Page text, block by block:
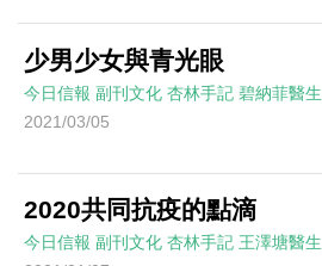
少男少女與青光眼
今日信報 副刊文化 杏林手記 碧納菲醫生
2021/03/05
2020共同抗疫的點滴
今日信報 副刊文化 杏林手記 王澤塘醫生